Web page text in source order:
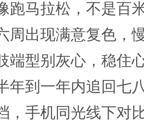
跑马拉松，不是百
周出现满意复色，
端型别灰心，稳住
年到一年内追回七
，手机同光线下对